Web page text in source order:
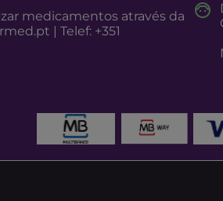
medicamentos através da
| Telef: +351